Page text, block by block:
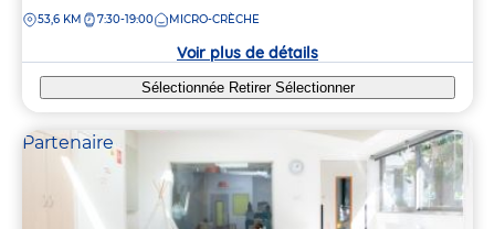
la
DISTANCE
53,6 KM 7:30-19:00 MICRO-CRÈCHE
Voir plus de détails
Sélectionnée Retirer Sélectionner
Partenaire